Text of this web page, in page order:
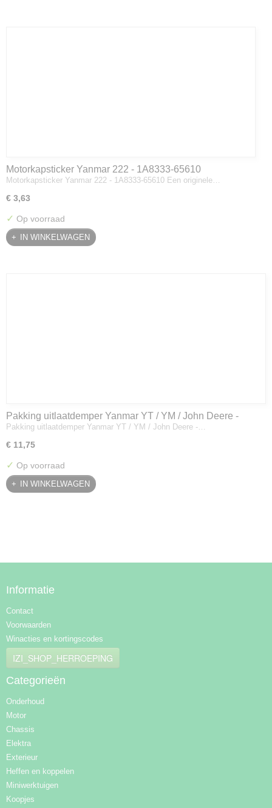
Motorkapsticker Yanmar 222 - 1A8333-65610
Motorkapsticker Yanmar 222 - 1A8333-65610 Een originele…
€ 3,63
✓ Op voorraad
IN WINKELWAGEN
Pakking uitlaatdemper Yanmar YT / YM / John Deere -
128300-13230
Pakking uitlaatdemper Yanmar YT / YM / John Deere -…
€ 11,75
✓ Op voorraad
IN WINKELWAGEN
Informatie
Contact
Voorwaarden
Winacties en kortingscodes
IZI_SHOP_HERROEPING
Categorieën
Onderhoud
Motor
Chassis
Elektra
Exterieur
Heffen en koppelen
Miniwerktuigen
Koopjes